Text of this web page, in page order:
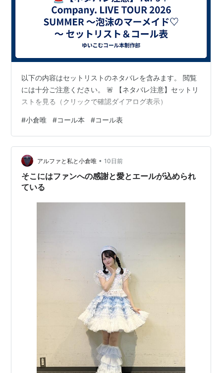
（リゼリエッタ・マーシュ）
Fate/EXTRA CCC（パッションリップ）
ティアーズ・トゥ・ティアラII 覇王の末裔（カリス）
サモンナイト5（エクセラ）
禁忌のマグナ（ガブリエーレ）
スクールガールストライカーズ（菜森まな）
サモンナイト6 失われた境界たち（アム）
あんさんぶるガールズ!! （八朔つゆり）
わたしのグランパ
隙魔（ゆき役）
ラジオ
NHKラジオ第1放送「エレうた！」（桃井はること）
Raise（2012年7月18日発売）
Baby Sweet Berry Love（2013年5月8日発売）
Charming Do!（2014年1月29日発売）
Tinkling Smile（2014年8月13日発売）
Honey♥Come!!（2015年8月12日発売）
ハイタッチ☆メモリー（2016年5月18日発売）
以下の内容はセットリストのネタバレを含みます。 閲覧
には十分ご注意ください。 🚨 【ネタバレ注意】セットリ
ストを見る（クリックで確認ダイアログ表示）
#小倉唯 #コール本 #コール表
アルファと私と小倉唯 • 10日前
そこにはファンへの感謝と愛とエールが込められ
ている